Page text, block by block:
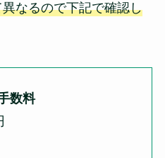
なるので下記で確認し
数料